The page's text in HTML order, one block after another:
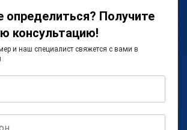
Получите
консультацию!
и наш специалист свяжется с вами в